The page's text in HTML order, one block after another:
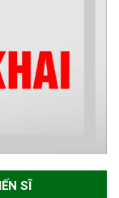
đánh giá hồ
cho các thí sinh
cứu sinh đợt 1
sách thí sinh
tuyển Chương
sĩ chuyên
SĨ